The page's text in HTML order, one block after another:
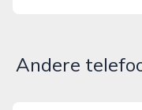
Andere